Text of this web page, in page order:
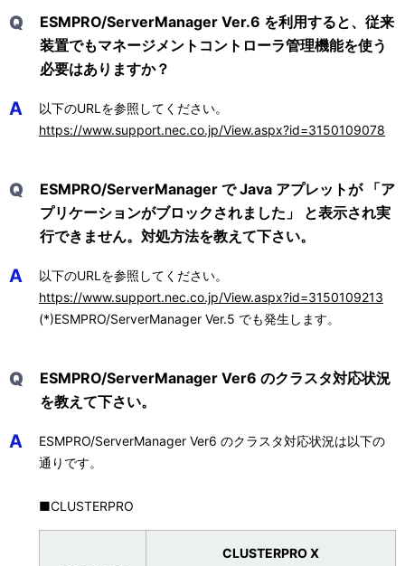
Q
ESMPRO/ServerManager Ver.6 を利用すると、従来
装置でもマネージメントコントローラ管理機能を使う
必要はありますか？
A
以下のURLを参照してください。
https://www.support.nec.co.jp/View.aspx?id=3150109078
Q
ESMPRO/ServerManager で Java アプレットが 「ア
プリケーションがブロックされました」 と表示され実
行できません。対処方法を教えて下さい。
A
以下のURLを参照してください。
https://www.support.nec.co.jp/View.aspx?id=3150109213
(*)ESMPRO/ServerManager Ver.5 でも発生します。
Q
ESMPRO/ServerManager Ver6 のクラスタ対応状況
を教えて下さい。
A
ESMPRO/ServerManager Ver6 のクラスタ対応状況は以下の
通りです。
■CLUSTERPRO
CLUSTERPRO X